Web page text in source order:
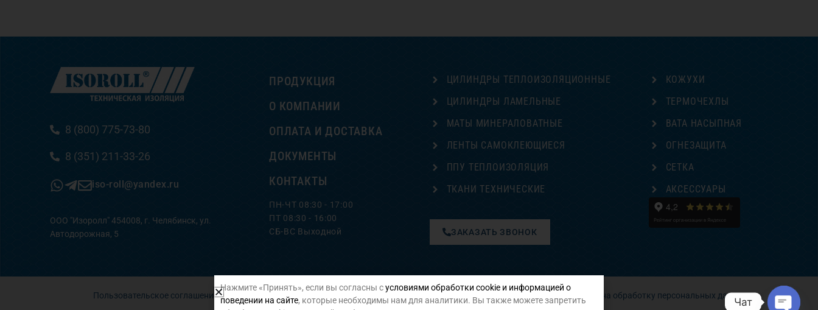
8 (800) 775-73-80
8 (351) 211-33-26
iso-roll@yandex.ru
ООО "Изоролл" 454008, г. Челябинск, ул.
Автодорожная, 5
ПРОДУКЦИЯ
О КОМПАНИИ
ОПЛАТА И ДОСТАВКА
ДОКУМЕНТЫ
КОНТАКТЫ
ПН-ЧТ 08:30 - 17:00
ПТ 08:30 - 16:00
СБ-ВС Выходной
ЦИЛИНДРЫ ТЕПЛОИЗОЛЯЦИОННЫЕ
ЦИЛИНДРЫ ЛАМЕЛЬНЫЕ
МАТЫ МИНЕРАЛОВАТНЫЕ
ЛЕНТЫ САМОКЛЕЮЩИЕСЯ
ППУ ТЕПЛОИЗОЛЯЦИЯ
ТКАНИ ТЕХНИЧЕСКИЕ
ЗАКАЗАТЬ ЗВОНОК
КОЖУХИ
ТЕРМОЧЕХЛЫ
ВАТА НАСЫПНАЯ
ОГНЕЗАЩИТА
СЕТКА
АКСЕССУАРЫ
Пользовательское соглашение Политика конфиденциальности Согласие на обработку персональных данных
Нажмите «Принять», если вы согласны сусловиями обработки cookie и информацией о
поведении на сайте, которые необходимы нам для аналитики. Вы также можете запретить
Чат